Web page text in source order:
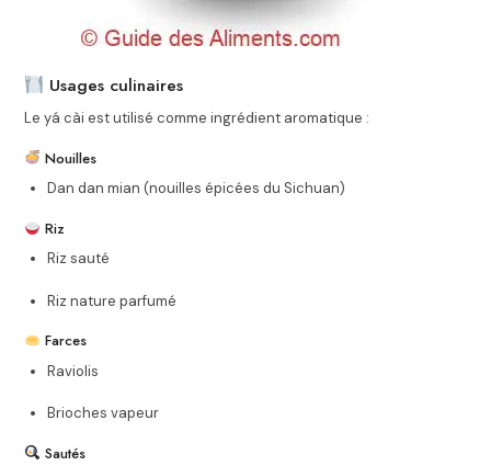
Usages culinaires
Le yá cài est utilisé comme ingrédient aromatique :
Nouilles
Dan dan mian (nouilles épicées du Sichuan)
Riz
Riz sauté
Riz nature parfumé
Farces
Raviolis
Brioches vapeur
Sautés